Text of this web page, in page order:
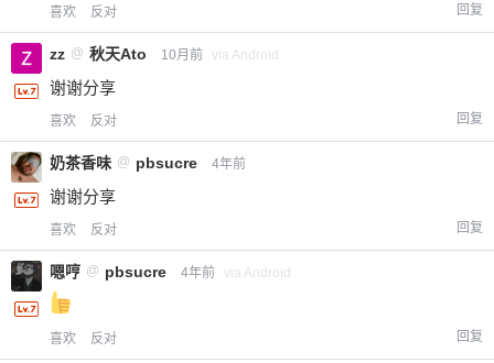
喜欢 反对 回复
zz @ 秋天Ato 10月前 via Android
谢谢分享
喜欢 反对 回复
奶茶香味 @ pbsucre 4年前
谢谢分享
喜欢 反对 回复
嗯哼 @ pbsucre 4年前 via Android
喜欢 反对 回复